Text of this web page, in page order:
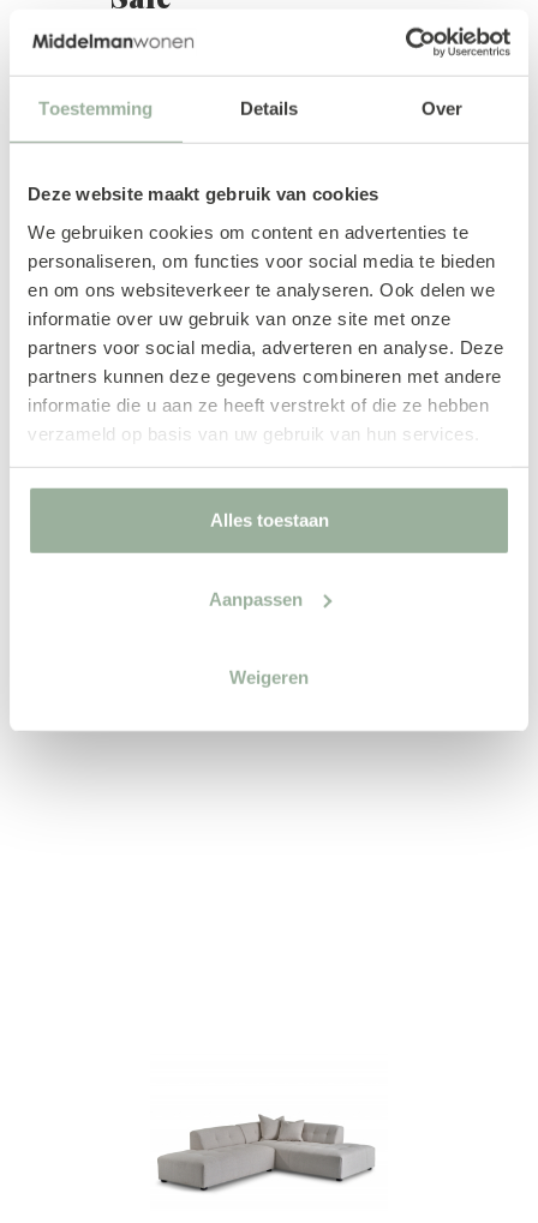
Toestemming Details Over
Deze website maakt gebruik van cookies
We gebruiken cookies om content en advertenties te
personaliseren, om functies voor social media te bieden
en om ons websiteverkeer te analyseren. Ook delen we
informatie over uw gebruik van onze site met onze
partners voor social media, adverteren en analyse. Deze
partners kunnen deze gegevens combineren met andere
informatie die u aan ze heeft verstrekt of die ze hebben
verzameld op basis van uw gebruik van hun services.
Alles toestaan
Aanpassen
Weigeren
Hoekbank Brooke
€ 4.219,00
Brooke is dé perfecte
vrienden - of om gewoon